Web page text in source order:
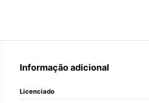
Informação adicional
Licenciado